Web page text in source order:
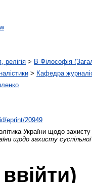
релігія > B Філософія
> Кафедра
eprint/20949
України щодо захисту
щодо захисту